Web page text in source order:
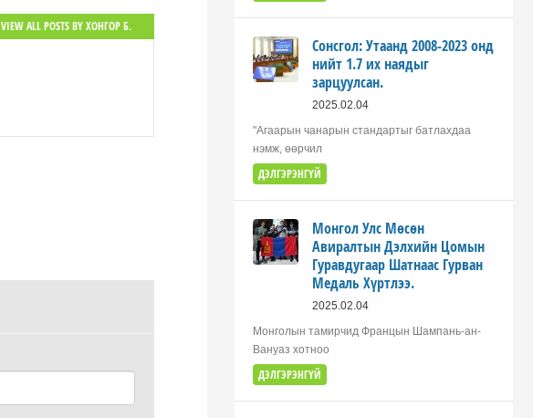
VIEW ALL POSTS BY ХОНГОР Б.
Сонсгол: Утаанд 2008-2023 онд
нийт 1.7 их наядыг
зарцуулсан.
2025.02.04
"Агаарын чанарын стандартыг батлахдаа
нэмж, өөрчил
ДЭЛГЭРЭНГҮЙ
Монгол Улс Мөсөн
Авиралтын Дэлхийн Цомын
Гуравдугаар Шатнаас Гурван
Медаль Хүртлээ.
2025.02.04
Монголын тамирчид Францын Шампань-ан-
Вануаз хотноо
ДЭЛГЭРЭНГҮЙ